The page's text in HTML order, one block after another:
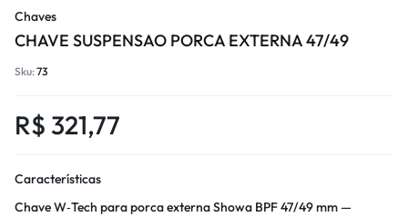
Chaves
CHAVE SUSPENSAO PORCA EXTERNA 47/49
Sku:73
R$ 321,77
Características
Chave W‑Tech para porca externa Showa BPF 47/49 mm —